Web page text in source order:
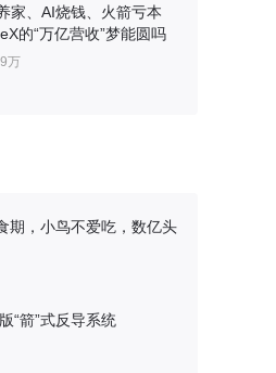
家、AI烧钱、火箭亏本
的“万亿营收”梦能圆吗
万
期，小鸟不爱吃，数亿头
“箭”式反导系统